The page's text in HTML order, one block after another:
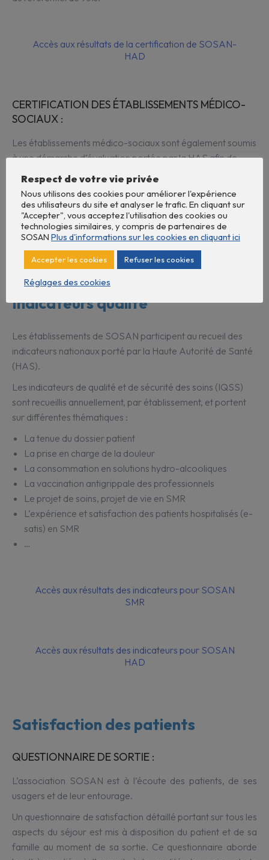
Accès aux résultats de la certification de SOSAN-
HAD
CERTIFICATION DES ÉTABLISSEMENTS MÉDICO-
SOCIAUX :
Les établissements médico-sociaux sont également soumis
à une démarche d’évaluation portée par la HAS afin de
s’assurer de la qualité des accompagnements des
personnes accueillis dans ces établissements.
Les résultats des évaluations des établissements médico-
sociaux de SOSAN seront prochainement disponibles sur le
site de la HAS.
Indicateurs qualité
Les établissements de SOSAN participent au recueil des
indicateurs nationaux porté par la Haute Autorité de Santé
(HAS).
Les indicateurs de qualité et de sécurité des soins (IQSS)
sont recueillis annuellement, par établissement, et portent
sur différentes thématiques :
La tenue du dossier patient
La prise en charge de la douleur
La consommation en solutions hydro-alcooliques
La vaccination antigrippale des professionnels
Le projet de soins, projet de vie en SMR
L’expérience et satisfaction des patients hospitalisés (e-
satis) en SMR
…
Accès aux résultats des indicateurs pour SOSAN
SMR
Accès aux résultats des indicateurs pour SOSAN
HAD
Satisfaction des patients
QUESTIONNAIRE DE SORTIE :
L’association SOSAN est à l’écoute des patients, de ses
usagers et de leur entourage.
Un questionnaire de satisfaction détaillé portant sur tous les
aspects du séjour est mis à disposition du patient et de sa
famille au moment de sa sortie. Ce questionnaire aborde
Respect de votre vie privée
Nous utilisons des cookies pour améliorer l'expérience
des utilisateurs du site et analyser le trafic. En cliquant sur
"Accepter", vous acceptez l'utilisation des cookies ou
technologies similaires, y compris de partenaires de
SOSAN Plus d'informations sur les cookies en cliquant ici
Accepter les cookies Refuser les cookies
Réglages des cookies